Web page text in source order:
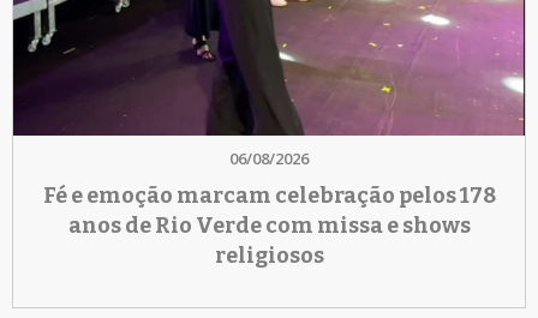
06/08/2026
Fé e emoção marcam celebração pelos 178
anos de Rio Verde com missa e shows
religiosos